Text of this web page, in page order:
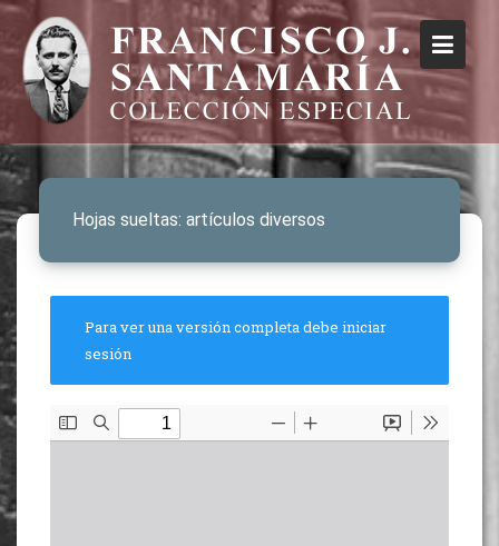
Hojas sueltas: artículos diversos
Para ver una versión completa debe iniciar
sesión